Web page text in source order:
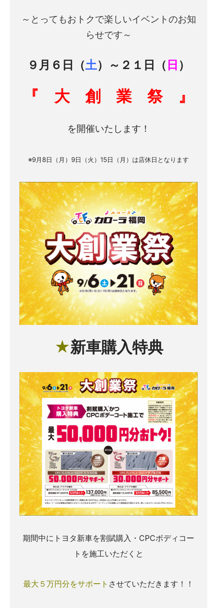
～とってもおトクで楽しいイベントのお知
らせです～
９月６日（土）～２１日（ 日 ）
『 大 創 業 祭 』
を開催いたします！
※9月8日（月）9日（火）15日（月）は店休日となります
★新車購入特典
期間中にトヨタ新車を割賦購入・CPCボディコー
トを施工いただくと
最大５万円分をサポート させていただきます！！